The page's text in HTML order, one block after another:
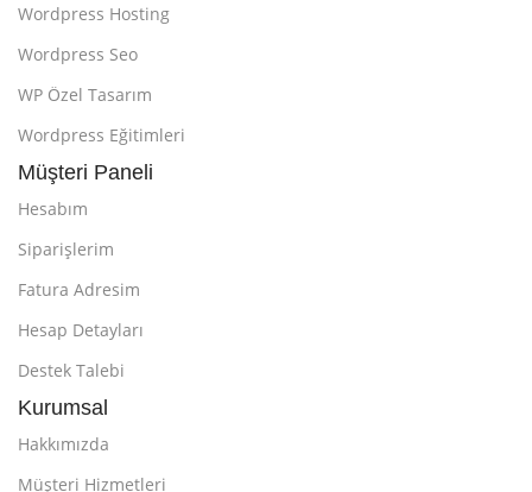
Wordpress Hosting
Wordpress Seo
WP Özel Tasarım
Wordpress Eğitimleri
Müşteri Paneli
Hesabım
Siparişlerim
Fatura Adresim
Hesap Detayları
Destek Talebi
Kurumsal
Hakkımızda
Müşteri Hizmetleri